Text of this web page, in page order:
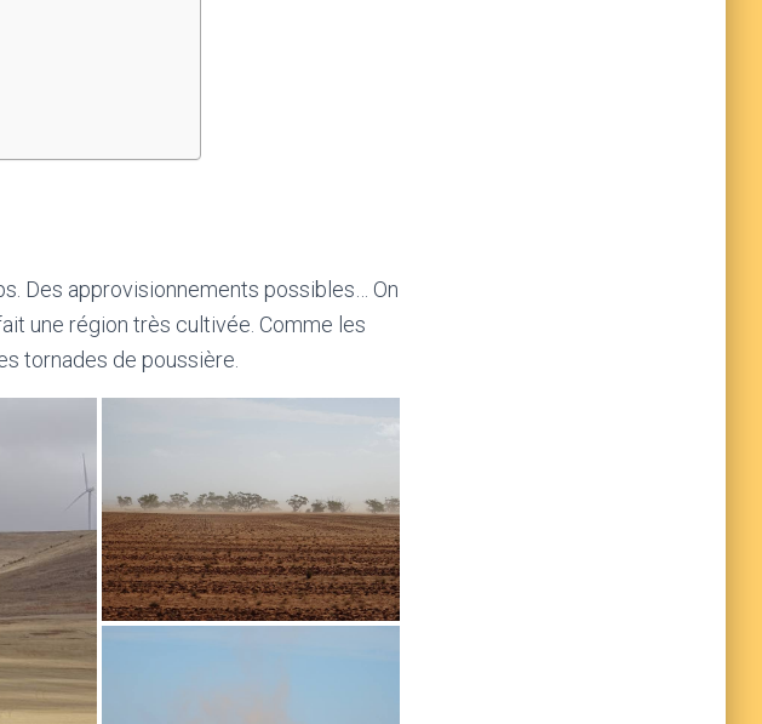
Des approvisionnements possibles… On
une région très cultivée. Comme les
tornades de poussière.